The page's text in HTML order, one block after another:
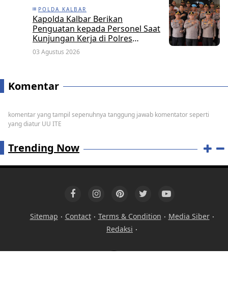
POLDA KALBAR
Kapolda Kalbar Berikan
Penguatan kepada Personel Saat
Kunjungan Kerja di Polres
Kayong Utara
03 Agustus 2026
Komentar
komentar yang tampil sepenuhnya tanggung jawab komentator seperti
yang diatur UU ITE
Trending Now
Sitemap Contact Terms & Condition
Media Siber
Redaksi